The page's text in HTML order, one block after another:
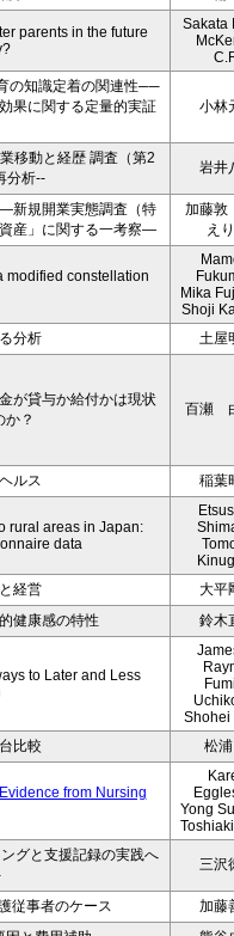
parents in the future
Sakata
の知識定着の関連性──
果に関する定量的実証
小林
移動と経歴 調査（第2
分析--
岩井
新規開業実態調査（特
産」に関する一考察―
加藤敦
え
modified constellation
Mika
Shoji
分析
土屋
が貸与か給付かは現状
か？
百瀬
ルス 稲葉
rural areas in Japan:
data
経営
大平
健康感の特性
鈴木
to Later and Less
Shohei
比較
松
from Nursing
Yong
グと支援記録の実践へ
三沢
従事者のケース
加藤